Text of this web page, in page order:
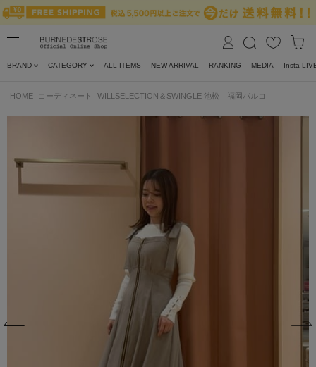
BRAND CATEGORY ALL ITEMS NEW ARRIVAL RANKING MEDIA Insta
HOME コーディネート WILLSELECTION＆SWINGLE 池松 福岡パルコ